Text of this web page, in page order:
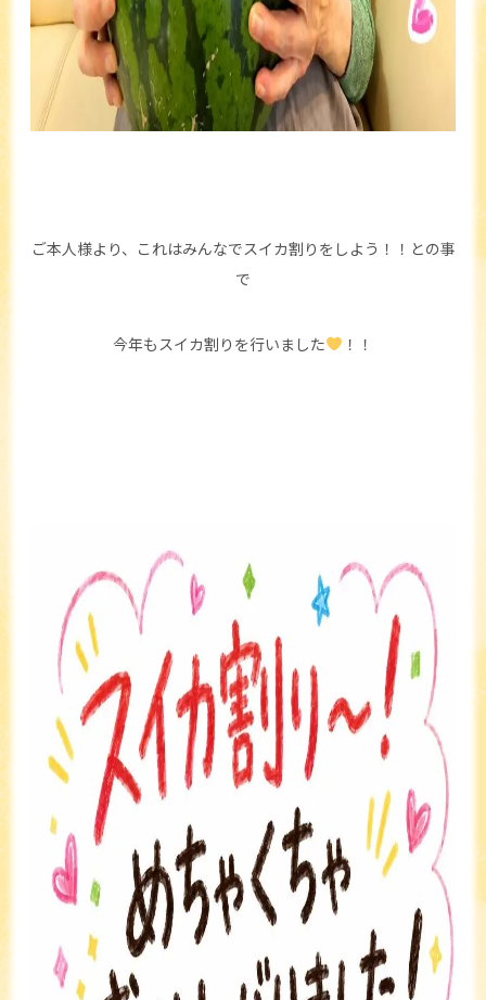
ご本人様より、これはみんなでスイカ割りをしよう！！との事
で
今年もスイカ割りを行いました ！！